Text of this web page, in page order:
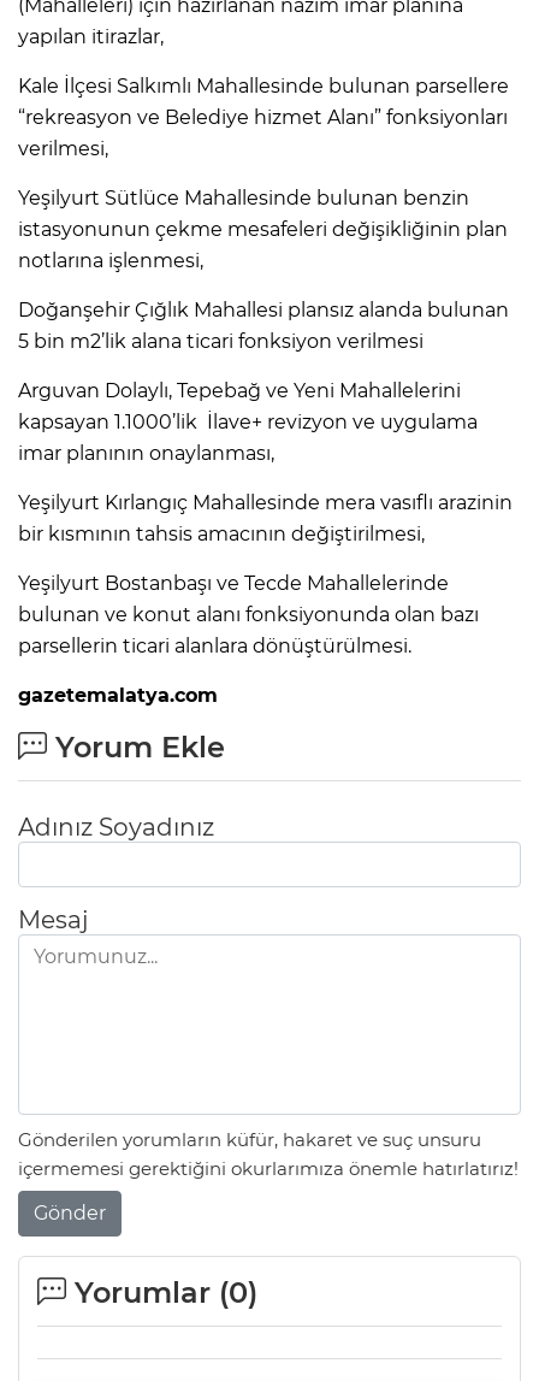
(Mahalleleri) için hazırlanan nazım imar planına
yapılan itirazlar,
Kale İlçesi Salkımlı Mahallesinde bulunan parsellere
“rekreasyon ve Belediye hizmet Alanı” fonksiyonları
verilmesi,
Yeşilyurt Sütlüce Mahallesinde bulunan benzin
istasyonunun çekme mesafeleri değişikliğinin plan
notlarına işlenmesi,
Doğanşehir Çığlık Mahallesi plansız alanda bulunan
5 bin m2’lik alana ticari fonksiyon verilmesi
Arguvan Dolaylı, Tepebağ ve Yeni Mahallelerini
kapsayan 1.1000’lik İlave+ revizyon ve uygulama
imar planının onaylanması,
Yeşilyurt Kırlangıç Mahallesinde mera vasıflı arazinin
bir kısmının tahsis amacının değiştirilmesi,
Yeşilyurt Bostanbaşı ve Tecde Mahallelerinde
bulunan ve konut alanı fonksiyonunda olan bazı
parsellerin ticari alanlara dönüştürülmesi.
gazetemalatya.com
Yorum Ekle
Adınız Soyadınız
Mesaj
Gönderilen yorumların küfür, hakaret ve suç unsuru
içermemesi gerektiğini okurlarımıza önemle hatırlatırız!
Gönder
Yorumlar (0)